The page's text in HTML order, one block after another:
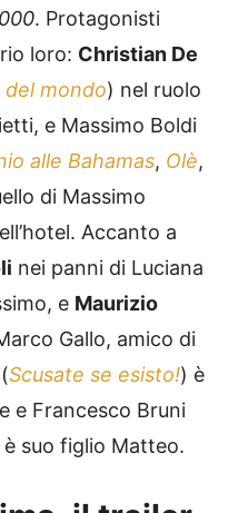
. Protagonisti
loro: Christian De
del mondo) nel ruolo
e Massimo Boldi
alle Bahamas, Olè,
di Massimo
Accanto a
nei panni di Luciana
e Maurizio
Gallo, amico di
(Scusate se esisto!) è
e Francesco Bruni
è suo figlio Matteo.